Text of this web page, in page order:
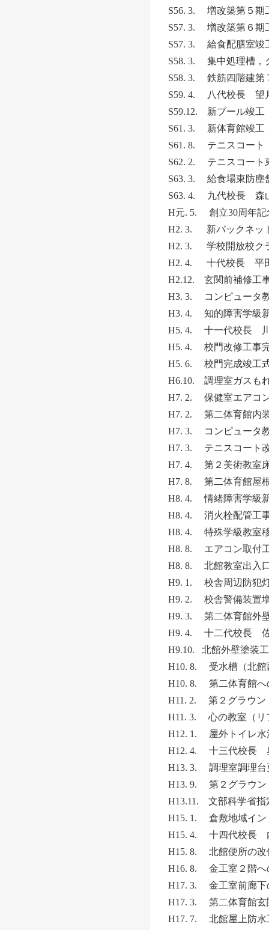
S56. 3. 増改築第５期
S57. 3. 増改築第６期
S57. 3. 給食配膳室竣
S58. 3. 集中処理槽，
S58. 3. 鉄筋四階建第
S59. 4. 八代校長
S59.12. 新プール竣工
S61. 3. 新体育館竣工
S61. 8. テニスコート
S62. 2. テニスコート
S63. 3. 給食場東防塵
S63. 4. 九代校長
H元. 5. 創立30周年記
H2. 3. 新バックネッ
H2. 3. 学校開放校ク
H2. 4. 十代校長 平
H2.12. 玄関前補修工
H3. 3. コンピュータ
H3. 4. 知的障害学級
H5. 4. 十一代校長
H5. 4. 校門改修工事
H5. 6. 校門完成竣工
H6.10. 調理室ガスも
H7. 2. 保健室エアコ
H7. 2. 第二体育館内
H7. 3. コンピュータ
H7. 3. テニスコート
H7. 4. 第２美術教室
H7. 8. 第二体育館屋
H8. 4. 情緒障害学級
H8. 4. 消火栓配管工
H8. 4. 特殊学級教室
H8. 8. エアコン取付
H8. 8. 北館教室出入
H9. 1. 校舎周辺防犯
H9. 2. 校舎警備装置
H9. 3. 第二体育館外
H9. 4. 十二代校長
H9.10. 北館外壁塗装
H10. 8. 受水槽（北館
H10. 8. 第二体育館へ
H11. 2. 第２グラウン
H11. 3. 心の教室（リ
H12. 1. 屋外トイレ水
H12. 4. 十三代校長
H13. 3. 調理室調理台
H13. 9. 第２グラウン
H13.11. 文部科学省指
H15. 1. 倉敷地域イン
H15. 4. 十四代校長
H15. 8. 北館便所の改
H16. 8. 金工室２階へ
H17. 3. 金工室前廊下
H17. 3. 第二体育館玄
H17. 7. 北館屋上防水